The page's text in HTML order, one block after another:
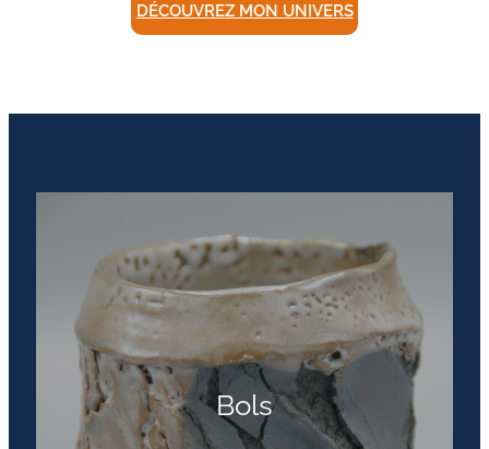
DÉCOUVREZ MON UNIVERS
Bols